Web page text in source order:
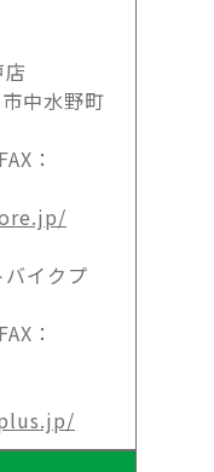
中水野町
：
イクプ
：